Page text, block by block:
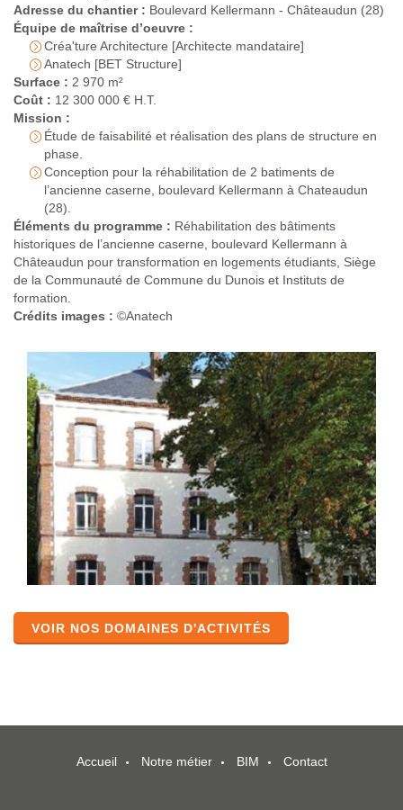
Adresse du chantier : Boulevard Kellermann - Châteaudun (28)
Équipe de maîtrise d’oeuvre :
Créa'ture Architecture [Architecte mandataire]
Anatech [BET Structure]
Surface : 2 970 m²
Coût : 12 300 000 € H.T.
Mission :
Étude de faisabilité et réalisation des plans de structure en
phase.
Conception pour la réhabilitation de 2 batiments de
l’ancienne caserne, boulevard Kellermann à Chateaudun
(28).
Éléments du programme : Réhabilitation des bâtiments
historiques de l’ancienne caserne, boulevard Kellermann à
Châteaudun pour transformation en logements étudiants, Siège
de la Communauté de Commune du Dunois et Instituts de
formation.
Crédits images : ©Anatech
VOIR NOS DOMAINES D'ACTIVITÉS
Accueil Notre métier BIM Contact